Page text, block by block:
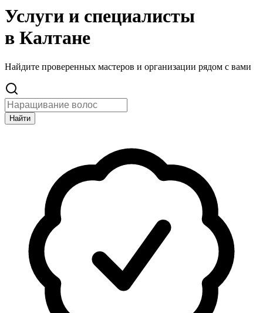
Услуги и специалисты
в Калтане
Найдите проверенных мастеров и организации рядом с вами
Найти